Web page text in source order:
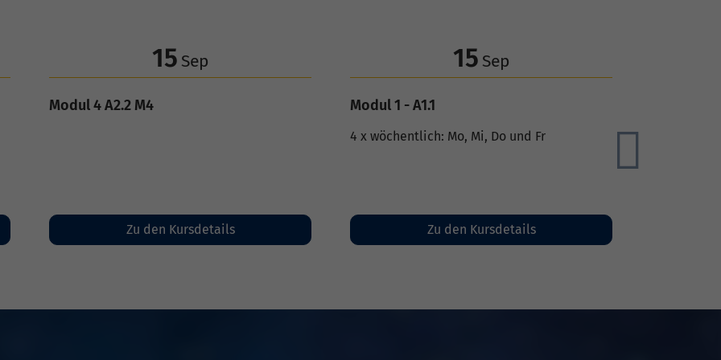
den Auslöser
Alphabetisierung, Alpha 3
Zu den Kursdetails
3 x wöchentlich: Mo, Mi und Do
Zu den Kursdetails